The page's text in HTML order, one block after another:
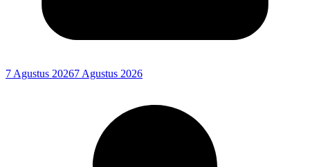
7 Agustus 20267 Agustus 2026